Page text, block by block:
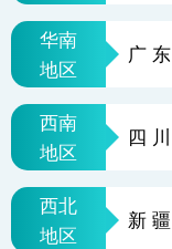
华南
广东
地区
西南
四川
地区
西北
新疆
地区